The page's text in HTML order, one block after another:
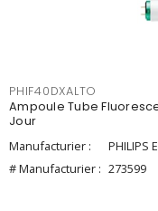
PHIF40DXALTO
Ampoule Tube
Jour
Manufacturier :
PHILIPS
# Manufacturier : 273599